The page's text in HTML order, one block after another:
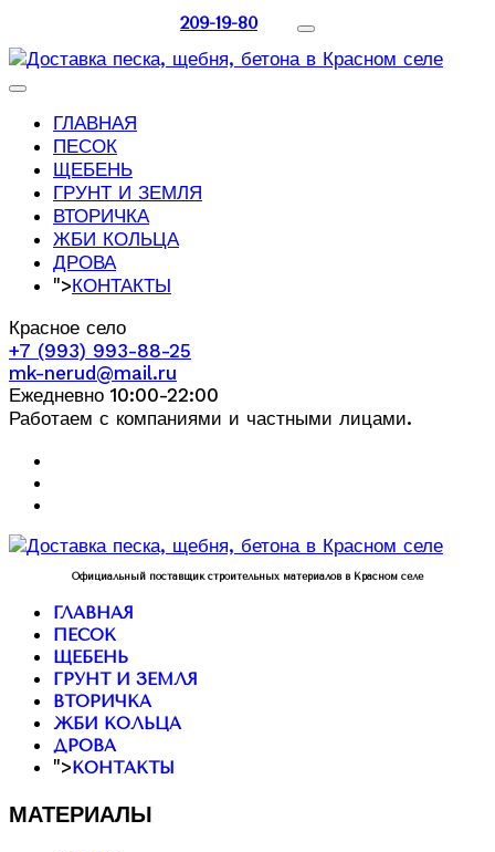
209-19-80
ГЛАВНАЯ
ПЕСОК
ЩЕБЕНЬ
ГРУНТ И ЗЕМЛЯ
ВТОРИЧКА
ЖБИ КОЛЬЦА
ДРОВА
">КОНТАКТЫ
Красное село
+7 (993) 993-88-25
mk-nerud@mail.ru
Ежедневно 10:00-22:00
Работаем с компаниями и частными лицами.
Официальный поставщик строительных материалов в Красном селе
ГЛАВНАЯ
ПЕСОК
ЩЕБЕНЬ
ГРУНТ И ЗЕМЛЯ
ВТОРИЧКА
ЖБИ КОЛЬЦА
ДРОВА
">КОНТАКТЫ
МАТЕРИАЛЫ